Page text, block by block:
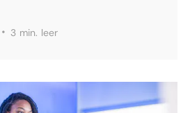
· 3 min. leer